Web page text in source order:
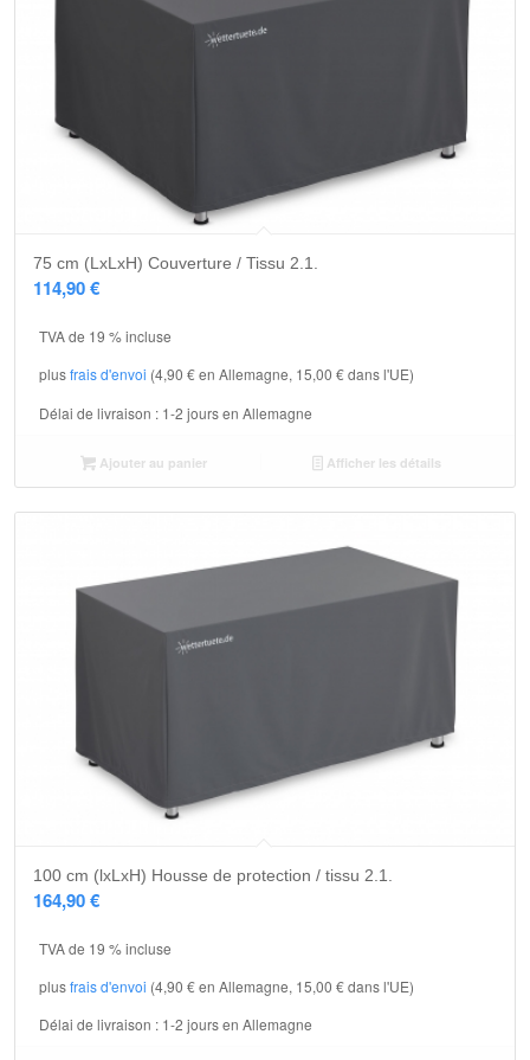
75 cm (LxLxH) Couverture / Tissu 2.1.
114,90€
TVA de 19 % incluse
plusfrais d'envoi (4,90 € en Allemagne, 15,00 € dans l'UE)
Délai de livraison : 1-2 jours en Allemagne
Ajouter au panier Afficher les détails
100 cm (lxLxH) Housse de protection / tissu 2.1.
164,90€
TVA de 19 % incluse
plusfrais d'envoi (4,90 € en Allemagne, 15,00 € dans l'UE)
Délai de livraison : 1-2 jours en Allemagne